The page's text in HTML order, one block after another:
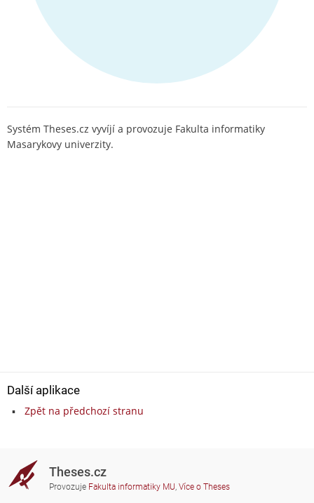
Systém Theses.cz vyvíjí a provozuje Fakulta informatiky
Masarykovy univerzity.
Další aplikace
Zpět na předchozí stranu
Theses.cz
Provozuje Fakulta informatiky MU, Více o Theses